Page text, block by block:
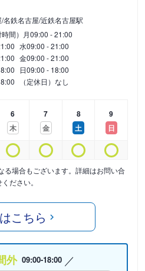
名鉄名古屋/近鉄名古屋駅
間） 月09:00 - 21:00
水09:00 - 21:00
金09:00 - 21:00
日09:00 - 18:00
（定休日）なし
6
木
7
金
8
土
9
日
る場合もございます。詳細はお問い合
ださい。
こちら
外 09:00-18:00